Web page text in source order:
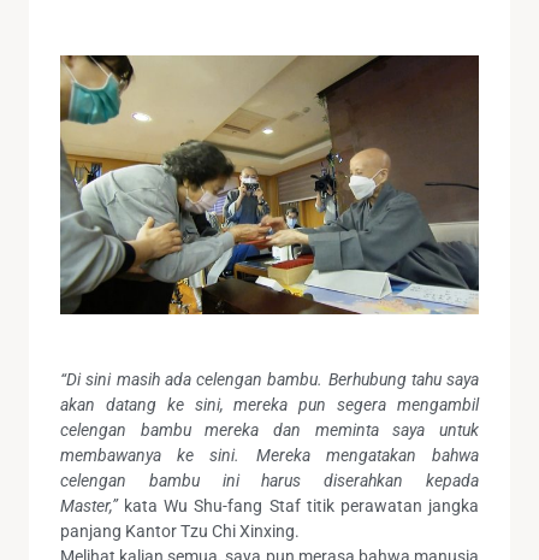
“Di sini masih ada celengan bambu. Berhubung tahu saya
akan datang ke sini, mereka pun segera mengambil
celengan bambu mereka dan meminta saya untuk
membawanya ke sini. Mereka mengatakan bahwa
celengan bambu ini harus diserahkan kepada
Master,”kata Wu Shu-fang Staf titik perawatan jangka
panjang Kantor Tzu Chi Xinxing.
Melihat kalian semua, saya pun merasa bahwa manusia